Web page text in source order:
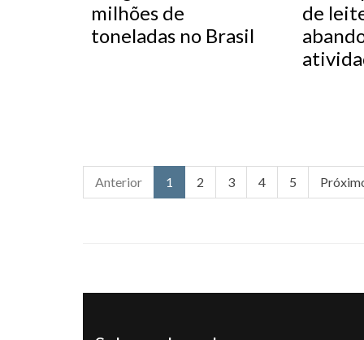
milhões de
toneladas no Brasil
de
Anterior 1 2 3 4 5